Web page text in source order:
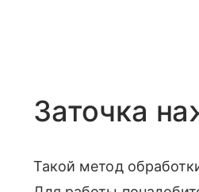
Заточка
Такой метод